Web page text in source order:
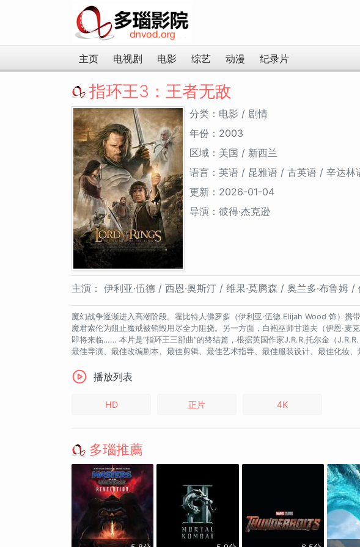
主页 电视剧 电影 综艺 动漫 纪录片
指环王3：王者无敌
分类：电影 / 剧情
年份：2003
区域：美国 / 新西兰
语言：英语 / 昆雅语 / 古英语 / 辛达林
更新：2026-01-04
导演：彼得·杰克逊
主演： 伊利亚·伍德 / 西恩·奥斯汀 / 维果·莫腾森 / 奥兰多·布鲁姆 /
魔幻战争逐渐进入高潮阶段。霍比特人佛罗多（伊利亚·伍德 Elijah Wood 饰）携
魔君索伦为阻止魔戒被销毁用尽全力阻挠。另一方面，白袍巫师甘道夫（伊恩·
即将来临…… 本片是“指环王三部曲”的终结篇，根据英国作家J.R.R.托尔金（
最佳导演、最佳改编剧本、最佳剪辑、最佳艺术指导、最佳服装设计、最佳化妆
播放列表
HD 正片 4K
多瑙推薦